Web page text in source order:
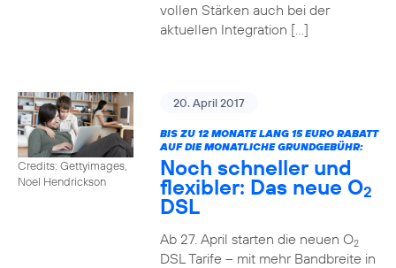
vollen Stärken auch bei der
aktuellen Integration […]
Credits: Gettyimages,
Noel Hendrickson
20. April 2017
BIS ZU 12 MONATE LANG 15 EURO RABATT
AUF DIE MONATLICHE GRUNDGEBÜHR:
Noch schneller und
flexibler: Das neue O2
DSL
Ab 27. April starten die neuen O2
DSL Tarife – mit mehr Bandbreite in